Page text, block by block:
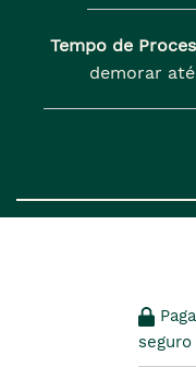
Tempo de
demorar
seguro